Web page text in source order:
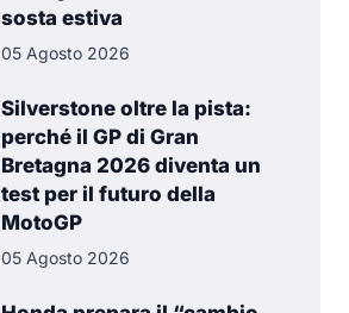
sosta estiva
05 Agosto 2026
Silverstone oltre la pista:
perché il GP di Gran
Bretagna 2026 diventa un
test per il futuro della
MotoGP
05 Agosto 2026